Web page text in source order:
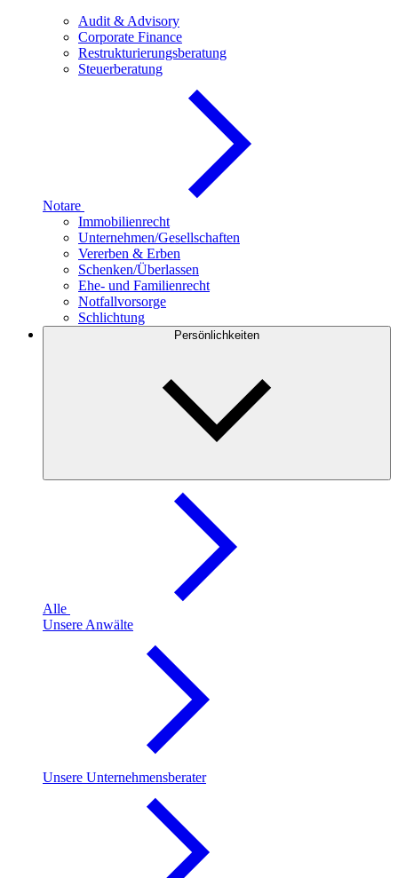
Audit & Advisory
Corporate Finance
Restrukturierungsberatung
Steuerberatung
Notare
Immobilienrecht
Unternehmen/Gesellschaften
Vererben & Erben
Schenken/Überlassen
Ehe- und Familienrecht
Notfallvorsorge
Schlichtung
Persönlichkeiten
Alle
Unsere Anwälte
Unsere Unternehmensberater